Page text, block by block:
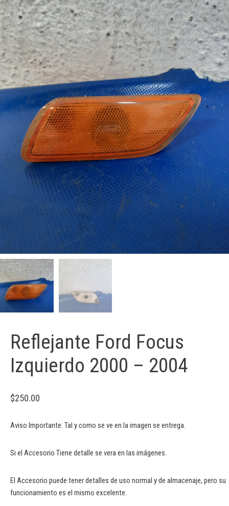
Reflejante Ford Focus
Izquierdo 2000 – 2004
$250.00
Aviso Importante: Tal y como se ve en la imagen se entrega.
Si el Accesorio Tiene detalle se vera en las imágenes.
El Accesorio puede tener detalles de uso normal y de almacenaje, pero su
funcionamiento es el mismo excelente.